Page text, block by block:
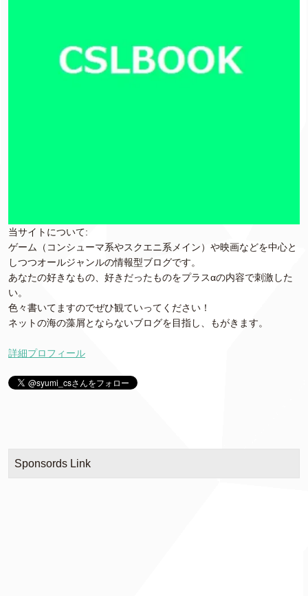
当サイトについて:
ゲーム（コンシューマ系やスクエニ系メイン）や映画などを中心と
しつつオールジャンルの情報型ブログです。
あなたの好きなもの、好きだったものをプラスαの内容で刺激した
い。
色々書いてますのでぜひ観ていってください！
ネットの海の藻屑とならないブログを目指し、もがきます。
詳細プロフィール
Sponsords Link